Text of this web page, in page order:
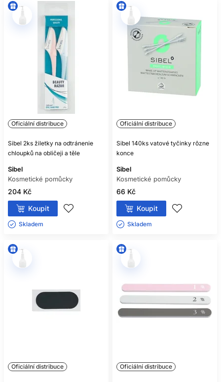
Oficiální distribuce
Sibel 2ks žiletky na odtránenie
chloupků na obličeji a těle
Sibel
Kosmetické pomůcky
204 Kč
Koupit
Skladem ㅤ
Oficiální distribuce
Sibel 140ks vatové tyčinky rôzne
konce
Sibel
Kosmetické pomůcky
66 Kč
Koupit
Skladem ㅤ
Oficiální distribuce Oficiální distribuce